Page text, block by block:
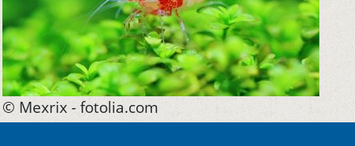
© Mexrix - fotolia.com